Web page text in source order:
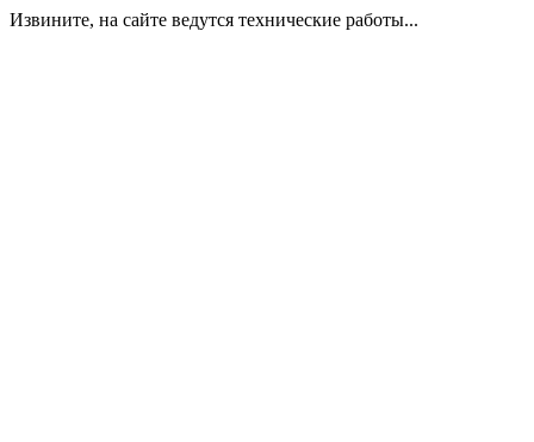
Извините, на сайте ведутся технические работы...